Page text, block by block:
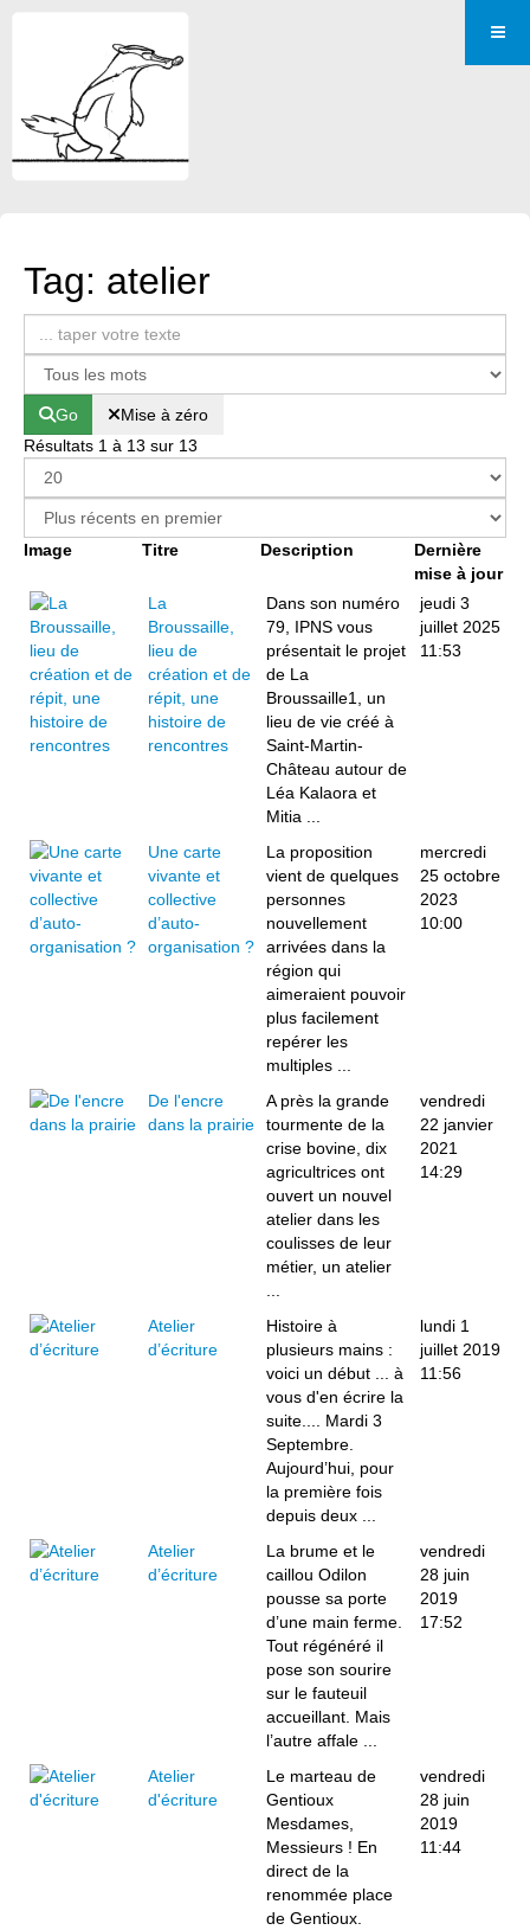
Tag: atelier
Go
Mise à zéro
Résultats 1 à 13 sur 13
Image Titre Description
Dernière
mise à jour
La
Broussaille,
lieu de
création et de
répit, une
histoire de
rencontres
Dans son numéro
79, IPNS vous
présentait le projet
de La
Broussaille1, un
lieu de vie créé à
Saint-Martin-
Château autour de
Léa Kalaora et
Mitia ...
jeudi 3
juillet 2025
11:53
Une carte
vivante et
collective
d’auto-
organisation ?
La proposition
vient de quelques
personnes
nouvellement
arrivées dans la
région qui
aimeraient pouvoir
plus facilement
repérer les
multiples ...
mercredi
25 octobre
2023
10:00
De l'encre
dans la prairie
A près la grande
tourmente de la
crise bovine, dix
agricultrices ont
ouvert un nouvel
atelier dans les
coulisses de leur
métier, un atelier
vendredi
22 janvier
2021
14:29
Atelier
d’écriture
Histoire à
plusieurs mains :
voici un début ... à
vous d'en écrire la
suite.... Mardi 3
Septembre.
Aujourd’hui, pour
la première fois
depuis deux ...
lundi 1
juillet 2019
11:56
Atelier
d’écriture
La brume et le
caillou Odilon
pousse sa porte
d’une main ferme.
Tout régénéré il
pose son sourire
sur le fauteuil
accueillant. Mais
l’autre affale ...
vendredi
28 juin
2019
17:52
Atelier
d'écriture
Le marteau de
Gentioux
Mesdames,
Messieurs ! En
direct de la
renommée place
de Gentioux.
vendredi
28 juin
2019
11:44